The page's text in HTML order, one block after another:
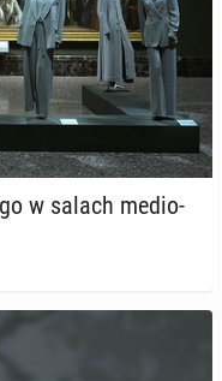
podczas
w salach me­dio­